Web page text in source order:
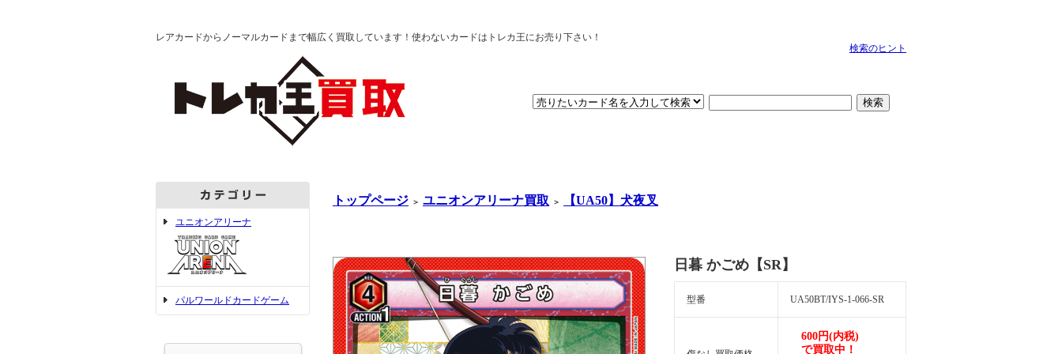
レアカードからノーマルカードまで幅広く買取しています！使わないカードはトレカ王にお売り下さい！
検索のヒント
検索
ユニオンアリーナ
パルワールドカードゲーム
トップページ ＞ ユニオンアリーナ買取 ＞ 【UA50】犬夜叉
日暮 かごめ【SR】
型番 UA50BT/IYS-1-066-SR
600円(内税)
で買取中！